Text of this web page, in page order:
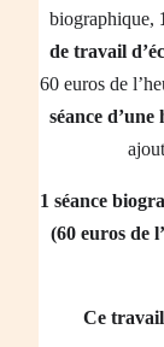
biographique,
de travail
60 euros de
séance d’une
1 séance
(60 euros de
Ce